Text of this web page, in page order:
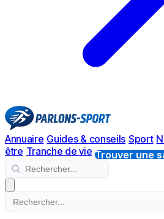
Annuaire Guides & conseils Sport
être Tranche de vie Trouver une